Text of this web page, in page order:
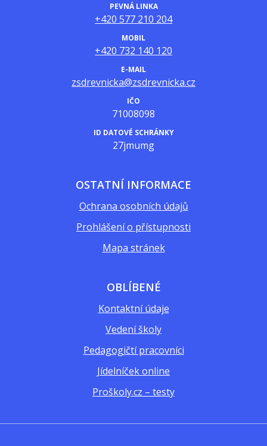
PEVNÁ LINKA
+420 577 210 204
MOBIL
+420 732 140 120
E-MAIL
zsdrevnicka@zsdrevnicka.cz
IČO
71008098
ID DATOVÉ SCHRÁNKY
27jmumg
OSTATNÍ INFORMACE
Ochrana osobních údajů
Prohlášení o přístupnosti
Mapa stránek
OBLÍBENÉ
Kontaktní údaje
Vedení školy
Pedagogičtí pracovníci
Jídelníček online
Proškoly.cz – testy